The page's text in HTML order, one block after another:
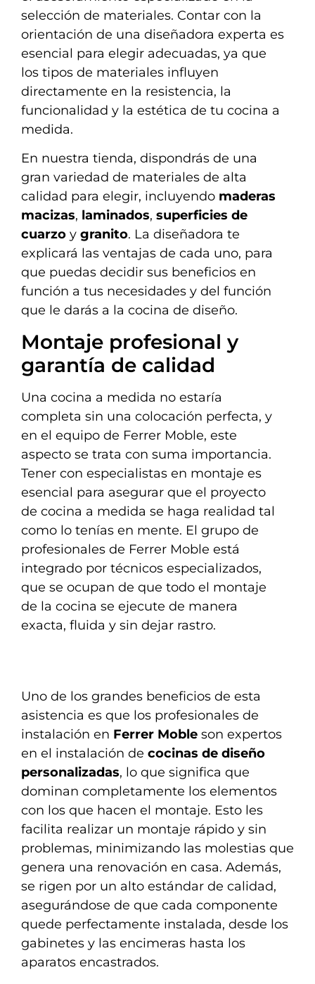
selección de materiales. Contar con la
orientación de una diseñadora experta es
esencial para elegir adecuadas, ya que
los tipos de materiales influyen
directamente en la resistencia, la
funcionalidad y la estética de tu cocina a
medida.
En nuestra tienda, dispondrás de una
gran variedad de materiales de alta
calidad para elegir, incluyendo maderas
macizas, laminados, superficies de
cuarzo y granito. La diseñadora te
explicará las ventajas de cada uno, para
que puedas decidir sus beneficios en
función a tus necesidades y del función
que le darás a la cocina de diseño.
Montaje profesional y
garantía de calidad
Una cocina a medida no estaría
completa sin una colocación perfecta, y
en el equipo de Ferrer Moble, este
aspecto se trata con suma importancia.
Tener con especialistas en montaje es
esencial para asegurar que el proyecto
de cocina a medida se haga realidad tal
como lo tenías en mente. El grupo de
profesionales de Ferrer Moble está
integrado por técnicos especializados,
que se ocupan de que todo el montaje
de la cocina se ejecute de manera
exacta, fluida y sin dejar rastro.
Uno de los grandes beneficios de esta
asistencia es que los profesionales de
instalación en Ferrer Moble son expertos
en el instalación de cocinas de diseño
personalizadas, lo que significa que
dominan completamente los elementos
con los que hacen el montaje. Esto les
facilita realizar un montaje rápido y sin
problemas, minimizando las molestias que
genera una renovación en casa. Además,
se rigen por un alto estándar de calidad,
asegurándose de que cada componente
quede perfectamente instalada, desde los
gabinetes y las encimeras hasta los
aparatos encastrados.